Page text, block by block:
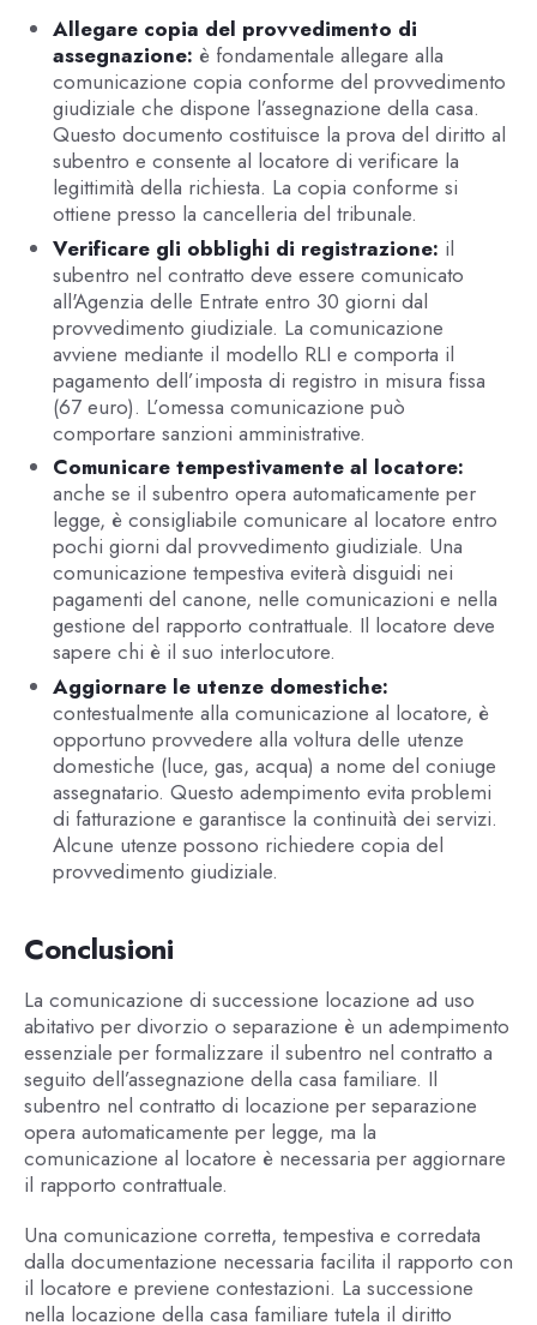
Allegare copia del provvedimento di
assegnazione: è fondamentale allegare alla
comunicazione copia conforme del provvedimento
giudiziale che dispone l’assegnazione della casa.
Questo documento costituisce la prova del diritto al
subentro e consente al locatore di verificare la
legittimità della richiesta. La copia conforme si
ottiene presso la cancelleria del tribunale.
Verificare gli obblighi di registrazione: il
subentro nel contratto deve essere comunicato
all'Agenzia delle Entrate entro 30 giorni dal
provvedimento giudiziale. La comunicazione
avviene mediante il modello RLI e comporta il
pagamento dell’imposta di registro in misura fissa
(67 euro). L’omessa comunicazione può
comportare sanzioni amministrative.
Comunicare tempestivamente al locatore:
anche se il subentro opera automaticamente per
legge, è consigliabile comunicare al locatore entro
pochi giorni dal provvedimento giudiziale. Una
comunicazione tempestiva eviterà disguidi nei
pagamenti del canone, nelle comunicazioni e nella
gestione del rapporto contrattuale. Il locatore deve
sapere chi è il suo interlocutore.
Aggiornare le utenze domestiche:
contestualmente alla comunicazione al locatore, è
opportuno provvedere alla voltura delle utenze
domestiche (luce, gas, acqua) a nome del coniuge
assegnatario. Questo adempimento evita problemi
di fatturazione e garantisce la continuità dei servizi.
Alcune utenze possono richiedere copia del
provvedimento giudiziale.
Conclusioni
La comunicazione di successione locazione ad uso
abitativo per divorzio o separazione è un adempimento
essenziale per formalizzare il subentro nel contratto a
seguito dell’assegnazione della casa familiare. Il
subentro nel contratto di locazione per separazione
opera automaticamente per legge, ma la
comunicazione al locatore è necessaria per aggiornare
il rapporto contrattuale.
Una comunicazione corretta, tempestiva e corredata
dalla documentazione necessaria facilita il rapporto con
il locatore e previene contestazioni. La successione
nella locazione della casa familiare tutela il diritto